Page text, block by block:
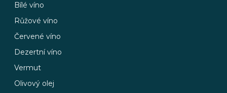
Bílé víno
Růžové víno
Červené víno
Dezertní víno
Vermut
Olivový olej